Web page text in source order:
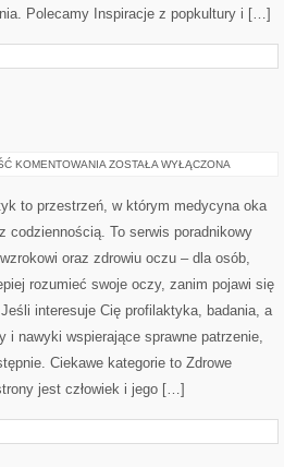
Polecamy Inspiracje z popkultury i […]
KOMENTOWANIA IMPLANTY
ZOSTAŁA WYŁĄCZONA
to przestrzeń, w którym medycyna oka
codziennością. To serwis poradnikowy
oraz zdrowiu oczu – dla osób,
rozumieć swoje oczy, zanim pojawi się
interesuje Cię profilaktyka, badania, a
i nawyki wspierające sprawne patrzenie,
Ciekawe kategorie to Zdrowe
jest człowiek i jego […]